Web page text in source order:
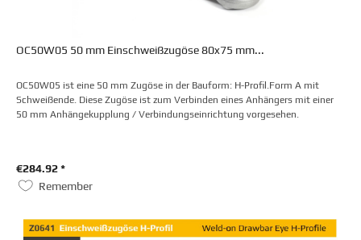
OC50W05 50 mm Einschweißzugöse 80x75 mm...
OC50W05 ist eine 50 mm Zugöse in der Bauform: H-Profil.Form A mit
Schweißende. Diese Zugöse ist zum Verbinden eines Anhängers mit einer
50 mm Anhängekupplung / Verbindungseinrichtung vorgesehen.
€284.92 *
Remember